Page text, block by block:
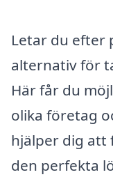
Letar du efter
alternativ för
Här får du
olika företag
hjälper dig att
den perfekta